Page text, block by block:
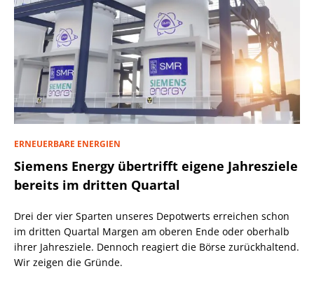
ERNEUERBARE ENERGIEN
Siemens Energy übertrifft eigene Jahresziele
bereits im dritten Quartal
Drei der vier Sparten unseres Depotwerts erreichen schon
im dritten Quartal Margen am oberen Ende oder oberhalb
ihrer Jahresziele. Dennoch reagiert die Börse zurückhaltend.
Wir zeigen die Gründe.